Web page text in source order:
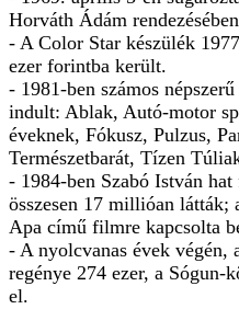
Horváth Ádám
- A Color Star készülék
ezer forintba került.
- 1981-ben számos
indult: Ablak, Autó-motor
éveknek, Fókusz, Pulzus,
Természetbarát, Tízen
- 1984-ben Szabó István
összesen 17 millióan
Apa című filmre kapcsolta
- A nyolcvanas évek végén,
regénye 274 ezer, a Sógun-
el.